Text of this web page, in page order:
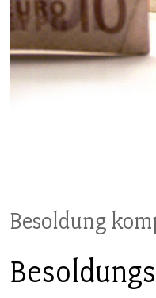
TERMINE &
MITGLIEDSCHAFT &
Besoldung